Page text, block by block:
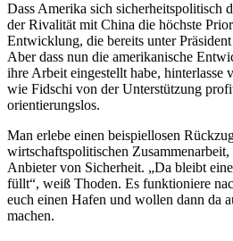
Dass Amerika sich sicherheitspolitisch
der Rivalität mit China die höchste
Entwicklung, die bereits unter
Aber dass nun die amerikanische
ihre Arbeit eingestellt habe, hinterlasse
wie Fidschi von der Unterstützung
orientierungslos.
Man erlebe einen beispiellosen
wirtschaftspolitischen Zusammenarbeit,
Anbieter von Sicherheit. „Da bleibt
füllt“, weiß Thoden. Es funktioniere
euch einen Hafen und wollen dann da
machen.